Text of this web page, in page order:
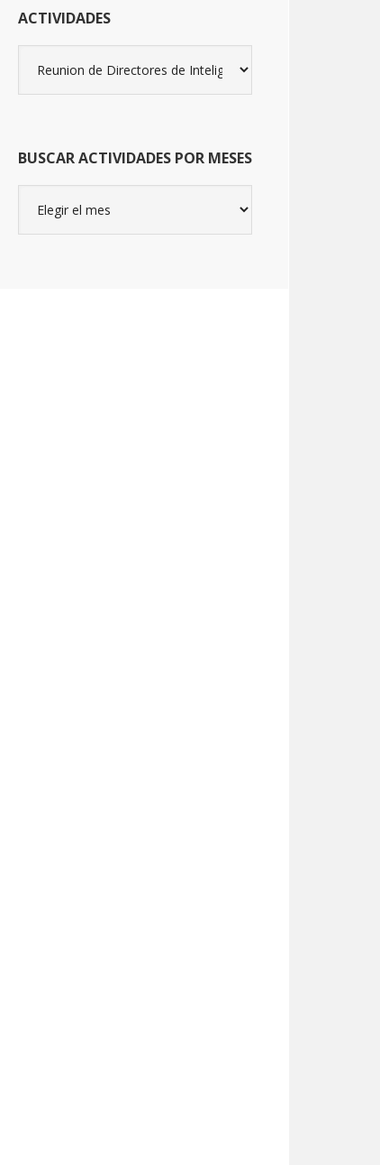
ACTIVIDADES
BUSCAR ACTIVIDADES POR MESES
actividades
por